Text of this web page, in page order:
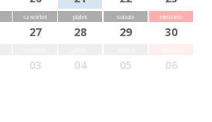
czwartek
27
piątek
28
sobota
29
niedziela
30
03 04 05 06